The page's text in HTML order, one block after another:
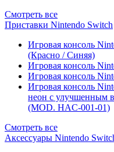
Смотреть все
Приставки Nintendo Switch
Игровая консоль
(Красно / Синяя)
Игровая консоль
Игровая консоль
Игровая консоль
неон с улучшенным
(MOD. HAC-001-01)
Смотреть все
Аксессуары Nintendo